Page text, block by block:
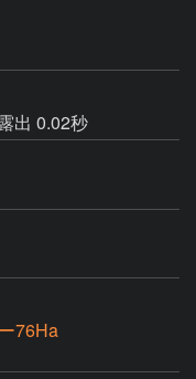
出 0.02秒
76Ha